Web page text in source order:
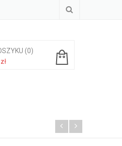
(0)
zł